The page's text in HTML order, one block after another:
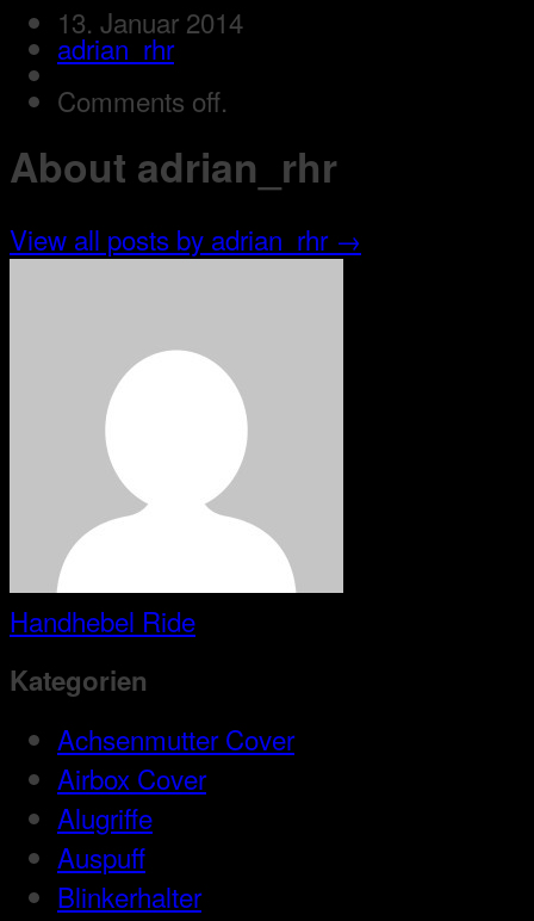
13. Januar 2014
adrian_rhr
Comments off.
About adrian_rhr
View all posts by adrian_rhr →
Handhebel Ride
Kategorien
Achsenmutter Cover
Airbox Cover
Alugriffe
Auspuff
Blinkerhalter